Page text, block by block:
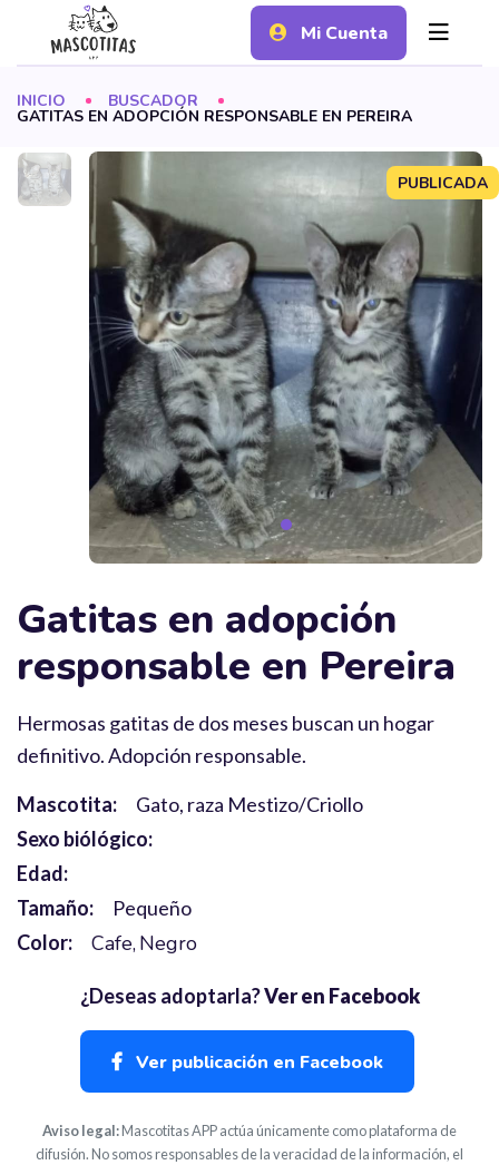
Mi Cuenta
INICIO BUSCADOR
GATITAS EN ADOPCIÓN RESPONSABLE EN PEREIRA
PUBLICADA
Gatitas en adopción
responsable en Pereira
Hermosas gatitas de dos meses buscan un hogar
definitivo. Adopción responsable.
Mascotita:
Gato, raza Mestizo/Criollo
Sexo biólógico:
Edad:
Tamaño:
Pequeño
Color:
Cafe Negro
¿Deseas adoptarla?Ver en Facebook
Ver publicación en Facebook
Aviso legal:Mascotitas APP actúa únicamente como plataforma de
difusión. No somos responsables de la veracidad de la información, el